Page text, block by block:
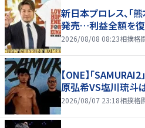
新日本プロレス、「
発売…利益全額を
2026/08/08 08:23相撲格
【ONE】「
原弘希VS塩川琉斗
2026/08/07 23:18相撲格